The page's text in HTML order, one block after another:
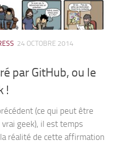
24 OCTOBRE 2014
par GitHub, ou le
!
(ce qui peut être
geek), il est temps
réalité de cette affirmation